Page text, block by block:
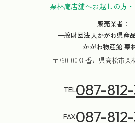
栗林庵店舗へお越しの方
販売業者：
一般財団法人かがわ県産
かがわ物産館 栗
〒760-0073 香川県高松市栗
TEL087-
FAX087-